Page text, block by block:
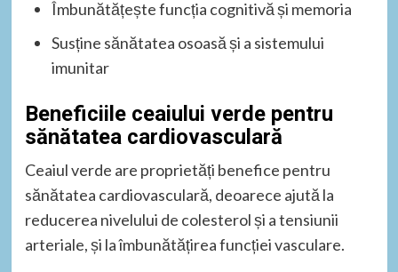
Îmbunătățește funcția cognitivă și memoria
Susține sănătatea osoasă și a sistemului
imunitar
Beneficiile ceaiului verde pentru
sănătatea cardiovasculară
Ceaiul verde are proprietăți benefice pentru
sănătatea cardiovasculară, deoarece ajută la
reducerea nivelului de colesterol și a tensiunii
arteriale, și la îmbunătățirea funcției vasculare.